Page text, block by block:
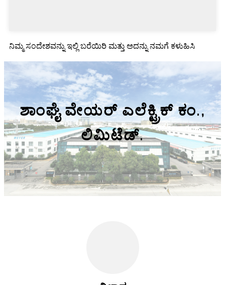
ನಿಮ್ಮ ಸಂದೇಶವನ್ನು ಇಲ್ಲಿ ಬರೆಯಿರಿ ಮತ್ತು ಅದನ್ನು ನಮಗೆ ಕಳುಹಿಸಿ
ಶಾಂಘೈ ವೇಯರ್ ಎಲೆಕ್ಟ್ರಿಕ್ ಕಂ.,
ಲಿಮಿಟೆಡ್.